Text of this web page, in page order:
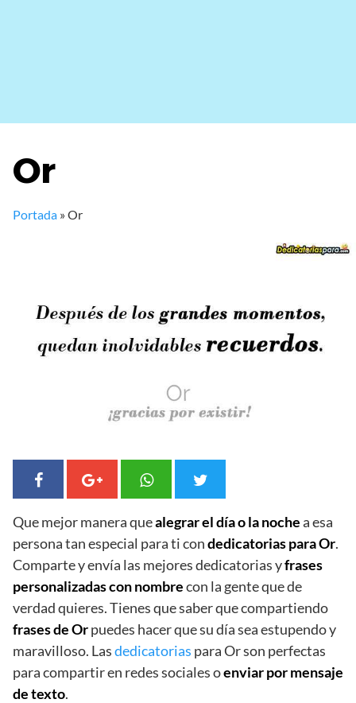
Or
Portada »Or
Que mejor manera quealegrar el día o la nochea esa
persona tan especial para ti condedicatorias para Or.
Comparte y envía las mejores dedicatorias yfrases
personalizadas con nombrecon la gente que de
verdad quieres. Tienes que saber que compartiendo
frases de Orpuedes hacer que su día sea estupendo y
maravilloso. Lasdedicatorias para Or son perfectas
para compartir en redes sociales oenviar por mensaje
de texto.